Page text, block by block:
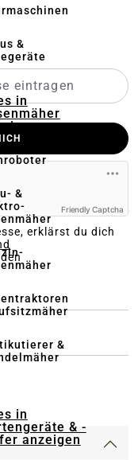
&
in
&
&
in
& -
anzeigen
Friendly Captcha
erklärst du dich